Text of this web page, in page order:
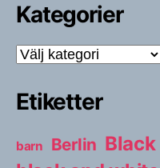
Kategorier
Kategorier
Etiketter
barn Berlin